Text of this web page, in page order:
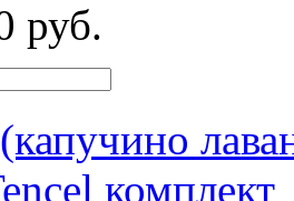
руб.